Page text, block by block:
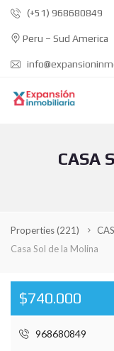
(+51) 968680849
Peru – Sud America
CASA
Properties(221)
Casa Sol de la Molina
$740.000
968680849